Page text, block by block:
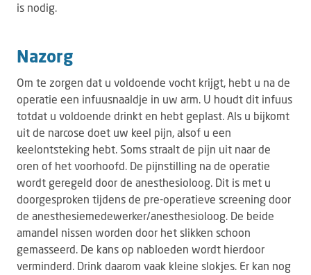
is nodig.
Nazorg
Om te zorgen dat u voldoende vocht krijgt, hebt u na de
operatie een infuusnaaldje in uw arm. U houdt dit infuus
totdat u voldoende drinkt en hebt geplast. Als u bijkomt
uit de narcose doet uw keel pijn, alsof u een
keelontsteking hebt. Soms straalt de pijn uit naar de
oren of het voorhoofd. De pijnstilling na de operatie
wordt geregeld door de anesthesioloog. Dit is met u
doorgesproken tijdens de pre-operatieve screening door
de anesthesiemedewerker/anesthesioloog. De beide
amandel nissen worden door het slikken schoon
gemasseerd. De kans op nabloeden wordt hierdoor
verminderd. Drink daarom vaak kleine slokjes. Er kan nog